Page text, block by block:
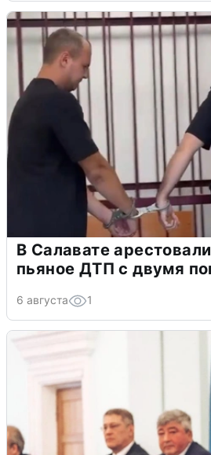
В Салавате
пьяное ДТП с двумя
6 августа 1